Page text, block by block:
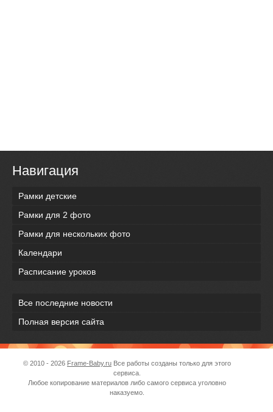
Навигация
Рамки детские
Рамки для 2 фото
Рамки для нескольких фото
Календари
Расписание уроков
Все последние новости
Полная версия сайта
© 2010 - 2026 Frame-Baby.ru Все работы созданы только для этого
сервиса.
Любое копирование материалов либо самого сервиса уголовно
наказуемо.